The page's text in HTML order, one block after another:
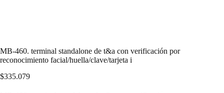
MB-460. terminal standalone de t&a con verificación por
reconocimiento facial/huella/clave/tarjeta i
$335.079